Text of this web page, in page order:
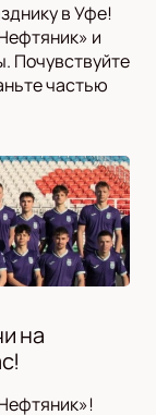
в Уфе!
и
Почувствуйте
частью
на